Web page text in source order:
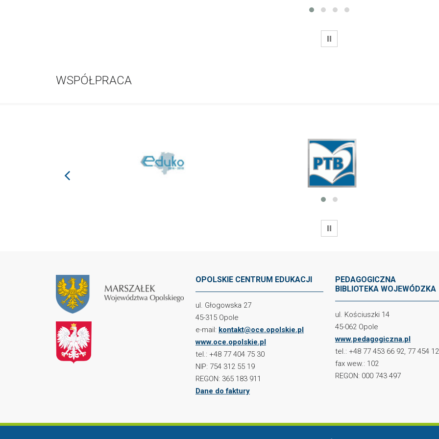
WSTRZYMAJ
WSPÓŁPRACA
prev
WSTRZYMAJ
OPOLSKIE CENTRUM EDUKACJI
ul. Głogowska 27
45-315 Opole
e-mail: kontakt@oce.opolskie.pl
www.oce.opolskie.pl
tel.: +48 77 404 75 30
NIP: 754 312 55 19
REGON: 365 183 911
Dane do faktury
PEDAGOGICZNA
BIBLIOTEKA WOJEWÓDZKA
ul. Kościuszki 14
45-062 Opole
www.pedagogiczna.pl
tel.: +48 77 453 66 92, 77 454
fax wew.: 102
REGON: 000 743 497